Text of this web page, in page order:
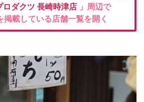
ロダクツ 長崎時津店 」周辺で
掲載している店舗一覧を開く